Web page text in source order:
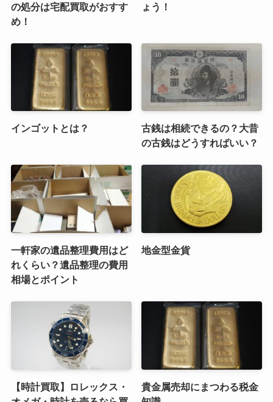
の処分は宅配買取がおすす
め！
ょう！
インゴットとは？
古銭は相続できるの？大昔
の古銭はどうすればいい？
一軒家の遺品整理費用はど
れくらい？遺品整理の費用
相場とポイント
地金型金貨
【時計買取】ロレックス・
貴金属売却にまつわる税金